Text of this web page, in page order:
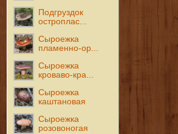
Подгруздок
остроплас...
Сыроежка
пламенно-ор...
Сыроежка
кроваво-кра...
Сыроежка
каштановая
Сыроежка
розовоногая